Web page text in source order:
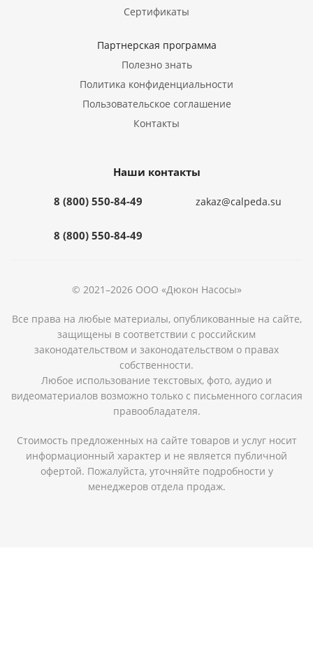
Сертификаты
Партнерская программа
Полезно знать
Политика конфиденциальности
Пользовательское соглашение
Контакты
Наши контакты
8 (800) 550-84-49
8 (800) 550-84-49
zakaz@calpeda.su
© 2021–2026 ООО «Дюкон Насосы»
Все права на любые материалы, опубликованные на сайте,
защищены в соответствии с российским
законодательством и законодательством о правах
собственности.
Любое использование текстовых, фото, аудио и
видеоматериалов возможно только с письменного согласия
правообладателя.
Стоимость предложенных на сайте товаров и услуг носит
информационный характер и не является публичной
офертой. Пожалуйста, уточняйте подробности у
менеджеров отдела продаж.